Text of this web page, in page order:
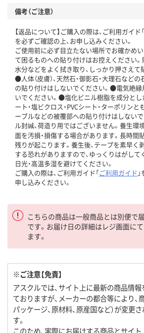
備考（ご注意）
【返品について】ご購入の際は、ご利用ガイド
を必ずご確認の上、お申し込みください。
ご使用前に必ず目立たない場所でお確かめい
て困るものへの貼り付けはお控えください。
水分などをよく拭き取り、しっかり押さえて
●人体（皮膚）、天然石・御影石・大理石など
の貼り付けはしないでください。●電気絶
いでください。●塩化ビニル樹脂を成分とし
ート・塩ビクロス・PVCシート・ターポリンと
ーブルなどの被覆部への貼り付けはしない
ル封緘、荷造り用ではございません。養生環
面を汚損・損傷する場合があります。長時間
残りが起こります。養生後、テープを素早く
する恐れがありますので、ゆっくりはがして
日光・高温多湿を避けてください。
ご購入の際は、ご利用ガイド「ご利用ガイド
申し込みください。
こちらの商品は一般商品とは別便で
です。お届け日の詳細はレジ画面に
ます。
※ご注意【免責】
アスクルでは、サイト上に最新の商品情
ておりますが、メーカーの都合等により、商
パッケージ、原材料、原産国など）が変更
す。
このため、実際にお届けする商品とサイ